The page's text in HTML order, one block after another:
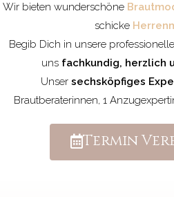
Wir bieten wunderschöne
schicke
Begib Dich in unsere
uns fachkundig, herzlich
Unser sechsköpfiges
Brautberaterinnen, 1
Termin